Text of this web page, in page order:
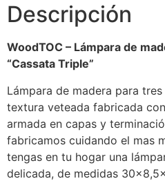
Descripción
WoodTOC – Lámpara de
“Cassata Triple”
Lámpara de madera para
textura veteada fabricada
armada en capas y
fabricamos cuidando el mas
tengas en tu hogar una
delicada, de medidas